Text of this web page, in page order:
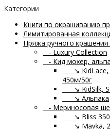
Категории
Книги по окрашиванию
Лимитированная
Пряжа ручного крашения
- Luxury Collection
- Кид мохер,
↘ KidLace,
450м/50г
↘ KidSilk,
↘ Альпака
- Мериносовая
↘ Bliss
↘ Mavka,